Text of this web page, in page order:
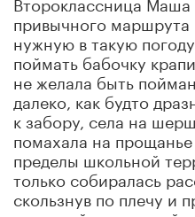
привычного маршрута
нужную в такую
поймать бабочку
не желала быть
далеко, как будто
к забору, села на
помахала на
пределы школьной
только собиралась
скользнув по плечу и